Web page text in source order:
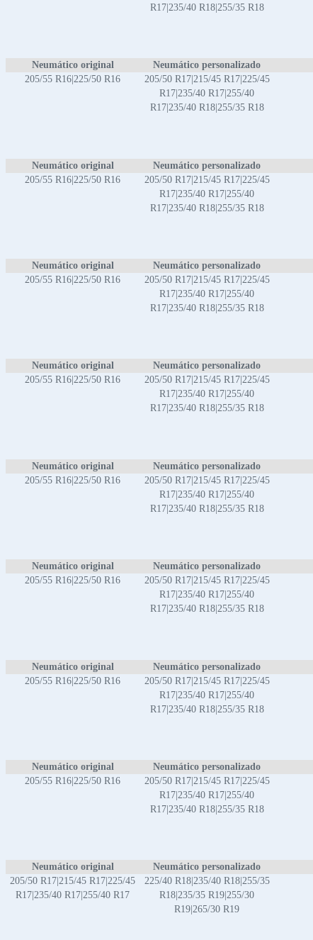
R17|235/40 R18|255/35 R18
Neumático original Neumático personalizado
205/55 R16|225/50 R16
205/50 R17|215/45 R17|225/45
R17|235/40 R17|255/40
R17|235/40 R18|255/35 R18
Neumático original Neumático personalizado
205/55 R16|225/50 R16
205/50 R17|215/45 R17|225/45
R17|235/40 R17|255/40
R17|235/40 R18|255/35 R18
Neumático original Neumático personalizado
205/55 R16|225/50 R16
205/50 R17|215/45 R17|225/45
R17|235/40 R17|255/40
R17|235/40 R18|255/35 R18
Neumático original Neumático personalizado
205/55 R16|225/50 R16
205/50 R17|215/45 R17|225/45
R17|235/40 R17|255/40
R17|235/40 R18|255/35 R18
Neumático original Neumático personalizado
205/55 R16|225/50 R16
205/50 R17|215/45 R17|225/45
R17|235/40 R17|255/40
R17|235/40 R18|255/35 R18
Neumático original Neumático personalizado
205/55 R16|225/50 R16
205/50 R17|215/45 R17|225/45
R17|235/40 R17|255/40
R17|235/40 R18|255/35 R18
Neumático original Neumático personalizado
205/55 R16|225/50 R16
205/50 R17|215/45 R17|225/45
R17|235/40 R17|255/40
R17|235/40 R18|255/35 R18
Neumático original Neumático personalizado
205/55 R16|225/50 R16
205/50 R17|215/45 R17|225/45
R17|235/40 R17|255/40
R17|235/40 R18|255/35 R18
Neumático original Neumático personalizado
205/50 R17|215/45 R17|225/45
R17|235/40 R17|255/40 R17
225/40 R18|235/40 R18|255/35
R18|235/35 R19|255/30
R19|265/30 R19